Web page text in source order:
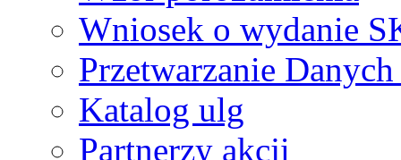
Wniosek o wydanie
Przetwarzanie
Katalog ulg
Partnerzy akcji